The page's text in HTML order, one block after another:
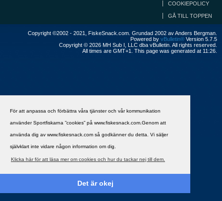
För att anpassa och förbättra våra tjänster och vår kommunikation
använder Sportfiskarna ”cookies” på www.fiskesnack.com.Genom att
använda dig av www.fiskesnack.com så godkänner du detta. Vi säljer
självklart inte vidare någon information om dig.
Klicka här för att läsa mer om cookies och hur du tackar nej till dem.
Det är okej
COOKIEPOLICY
GÅ TILL TOPPEN
Copyright ©2002 - 2021, FiskeSnack.com. Grundad 2002 av Anders Bergman.
Powered by vBulletin® Version 5.7.5
Copyright © 2026 MH Sub I, LLC dba vBulletin. All rights reserved.
All times are GMT+1. This page was generated at 11:26.